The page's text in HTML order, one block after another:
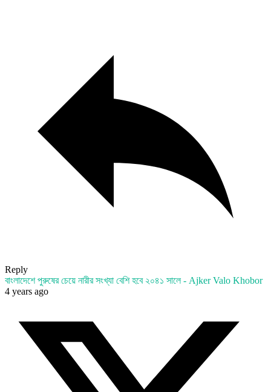
Reply
বাংলাদেশে পুরুষের চেয়ে নারীর সংখ্যা বেশি হবে ২০৪১ সালে - Ajker Valo Khobor
4 years ago